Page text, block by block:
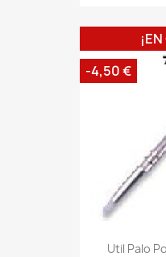
Util Palo
-4,50 €